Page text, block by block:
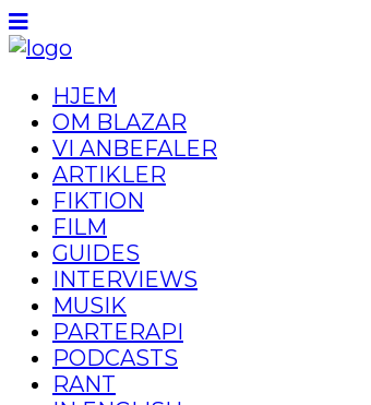
HJEM
OM BLAZAR
VI ANBEFALER
ARTIKLER
FIKTION
FILM
GUIDES
INTERVIEWS
MUSIK
PARTERAPI
PODCASTS
RANT